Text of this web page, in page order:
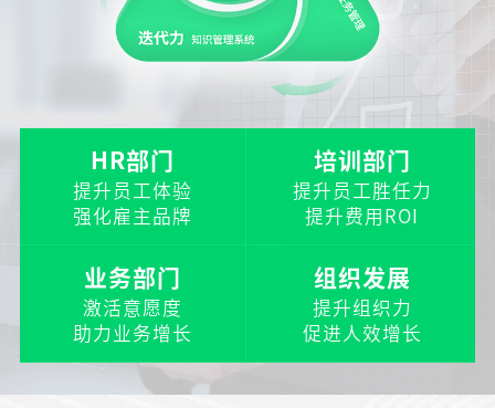
HR部门
提升员工体验
强化雇主品牌
培训部门
提升员工胜任力
提升费用ROI
业务部门
激活意愿度
助力业务增长
组织发展
提升组织力
促进人效增长